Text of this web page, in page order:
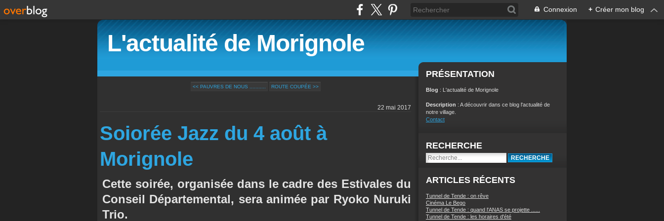
Connexion + Créer mon blog
L'actualité de Morignole
<< PAUVRES DE NOUS ........... ROUTE COUPÉE >>
22 mai 2017
Soiorée Jazz du 4 août à
Morignole
Cette soirée, organisée dans le cadre des Estivales du
Conseil Départemental, sera animée par Ryoko Nuruki
Trio.
PRÉSENTATION
Blog : L'actualité de Morignole
Description : A découvrir dans ce blog l'actualité de
notre village.
Contact
RECHERCHE
ARTICLES RÉCENTS
Tunnel de Tende : on rêve
Cinéma Le Bego
Tunnel de Tende : quand l'ANAS se projette ......
Tunnel de Tende : les horaires d'été